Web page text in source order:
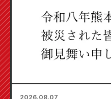
2026.08.07